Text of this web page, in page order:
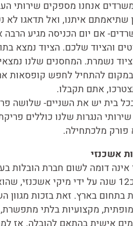
אנחנו מספקים שירותי
שתיאמתם איתנו, ואל תדאגו
אם יום הכניסה מגיע
והציוד שלכם. הציוד נמצא
נשמרת. המחסנים שלנו
במקום להתחיל לחפש קופסאות
אתם תקבלו.
בכל בית יש את השניים- שלושה
הנגרות שלנו כוללים
פורק מלכתחילה.
אשכנזי
אינה דומה לשום חברת הובלות
שהוקמה לפני כ12 שנה על ידי מיקי
בתחום בארץ. זאת בזכות מגוון
מקצועיות בלתי